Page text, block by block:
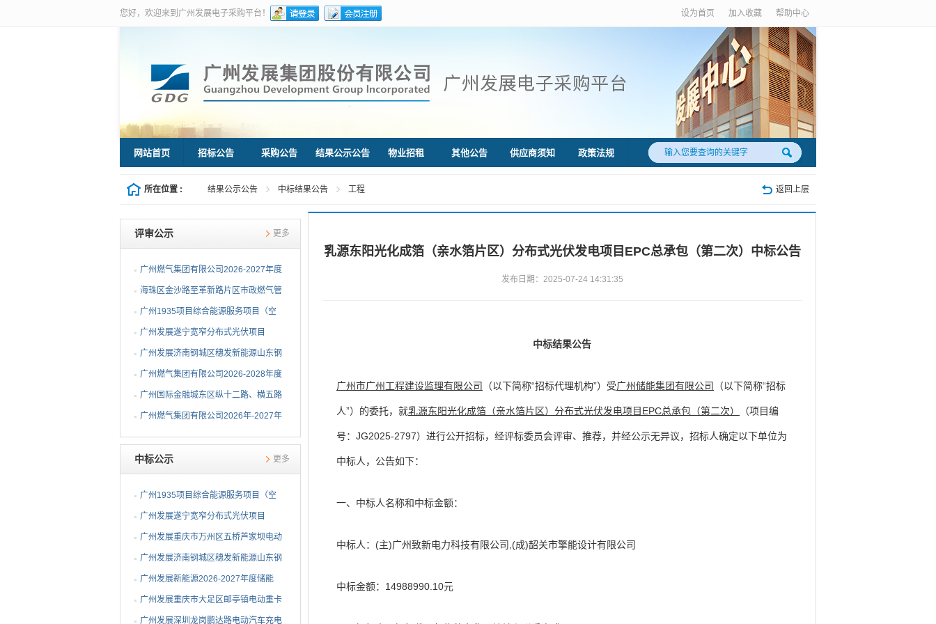
您好，欢迎来到广州发展电子采购平台！ 设为首页 加入收藏 帮助中心
网站首页 招标公告 采购公告 结果公示公告 物业招租 其他公告 供应商须知 政策法规
所在位置 : 结果公示公告 中标结果公告 工程 返回上层
乳源东阳光化成箔（亲水箔片区）分布式光伏发电项目EPC总承包（第二次）中标公告
发布日期：2025-07-24 14:31:35
中标结果公告
广州市广州工程建设监理有限公司 （以下简称“招标代理机构”）受广州储能集团有限公司 （以下简称“招标
人”）的委托，就乳源东阳光化成箔（亲水箔片区）分布式光伏发电项目EPC总承包（第二次） （项目编
号：JG2025-2797）进行公开招标，经评标委员会评审、推荐，并经公示无异议，招标人确定以下单位为
中标人，公告如下：
一、中标人名称和中标金额：
中标人：(主)广州致新电力科技有限公司,(成)韶关市擎能设计有限公司
中标金额：14988990.10元
评审公示 更多
广州燃气集团有限公司2026-2027年度
燃气用埋地聚乙烯（PE1...
海珠区金沙路至革新路片区市政燃气管
网更新工程施工总承包...
广州1935项目综合能源服务项目（空
调系统部分）EPC总承包...
广州发展遂宁宽窄分布式光伏项目
EPC总承包中标候选人公示
广州发展济南钢城区穗发新能源山东钢
铁股份有限公司分布式...
广州燃气集团有限公司2026-2028年度
钢制球阀采购项目中标...
广州国际金融城东区纵十二路、横五路
（西段）供冷管网工程...
广州燃气集团有限公司2026年-2027年
埋地燃气闸阀采购项目...
中标公示 更多
广州1935项目综合能源服务项目（空
调系统部分）EPC总承包...
广州发展遂宁宽窄分布式光伏项目
EPC总承包中标公告
广州发展重庆市万州区五桥芦家坝电动
重卡充电站一期项目E...
广州发展济南钢城区穗发新能源山东钢
铁股份有限公司分布式...
广州发展新能源2026-2027年度储能
EMS设备ODM代工采购中标公告
广州发展重庆市大足区邮亭镇电动重卡
充电站项目EPC总承包...
广州发展深圳龙岗鹏达路电动汽车充电